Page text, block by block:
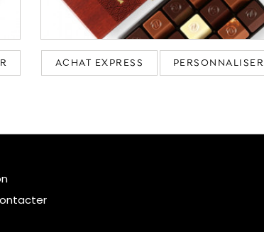
ACHAT EXPRESS PERSONNALISER